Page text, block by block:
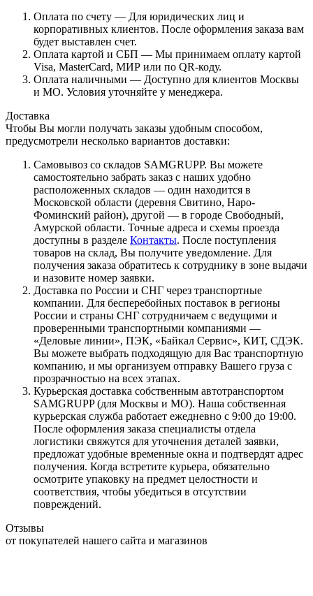
Оплата по счету — Для юридических лиц и
корпоративных клиентов. После оформления заказа вам
будет выставлен счет.
Оплата картой и СБП — Мы принимаем оплату картой
Visa, MasterCard, МИР или по QR-коду.
Оплата наличными — Доступно для клиентов Москвы
и МО. Условия уточняйте у менеджера.
Доставка
Чтобы Вы могли получать заказы удобным способом,
предусмотрели несколько вариантов доставки:
Самовывоз со складов SAMGRUPP. Вы можете
самостоятельно забрать заказ с наших удобно
расположенных складов — один находится в
Московской области (деревня Свитино, Наро-
Фоминский район), другой — в городе Свободный,
Амурской области. Точные адреса и схемы проезда
доступны в разделе Контакты. После поступления
товаров на склад, Вы получите уведомление. Для
получения заказа обратитесь к сотруднику в зоне выдачи
и назовите номер заявки.
Доставка по России и СНГ через транспортные
компании. Для бесперебойных поставок в регионы
России и страны СНГ сотрудничаем с ведущими и
проверенными транспортными компаниями —
«Деловые линии», ПЭК, «Байкал Сервис», КИТ, СДЭК.
Вы можете выбрать подходящую для Вас транспортную
компанию, и мы организуем отправку Вашего груза с
прозрачностью на всех этапах.
Курьерская доставка собственным автотранспортом
SAMGRUPP (для Москвы и МО). Наша собственная
курьерская служба работает ежедневно с 9:00 до 19:00.
После оформления заказа специалисты отдела
логистики свяжутся для уточнения деталей заявки,
предложат удобные временные окна и подтвердят адрес
получения. Когда встретите курьера, обязательно
осмотрите упаковку на предмет целостности и
соответствия, чтобы убедиться в отсутствии
повреждений.
Отзывы
от покупателей нашего сайта и магазинов